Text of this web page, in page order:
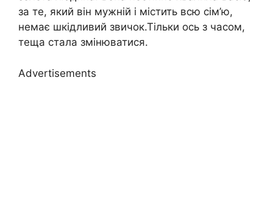
за те, який він мужній і містить всю сім’ю,
немає шкідливий звичок.Тільки ось з часом,
теща стала змінюватися.
Advertisements